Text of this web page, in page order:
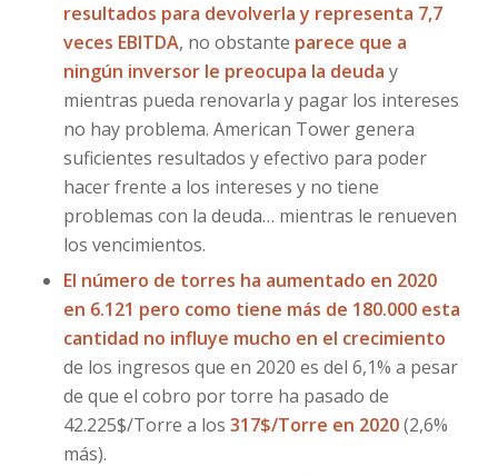
resultados para devolverla y representa 7,7
veces EBITDA, no obstante parece que a
ningún inversor le preocupa la deuda y
mientras pueda renovarla y pagar los intereses
no hay problema. American Tower genera
suficientes resultados y efectivo para poder
hacer frente a los intereses y no tiene
problemas con la deuda… mientras le renueven
los vencimientos.
El número de torres ha aumentado en 2020
en 6.121 pero como tiene más de 180.000 esta
cantidad no influye mucho en el crecimiento
de los ingresos que en 2020 es del 6,1% a pesar
de que el cobro por torre ha pasado de
42.225$/Torre a los 317$/Torre en 2020(2,6%
más).